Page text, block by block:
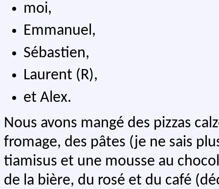
moi,
Emmanuel,
Sébastien,
Laurent (R),
et Alex.
Nous avons mangé des pizzas
fromage, des pâtes (je ne sais
tiamisus et une mousse au
de la bière, du rosé et du café